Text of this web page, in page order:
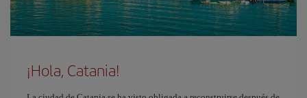
¡Hola, Catania!